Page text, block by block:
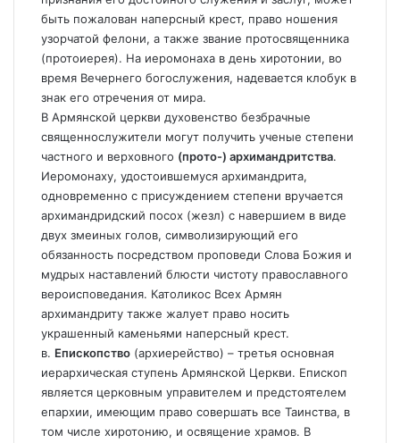
быть пожалован наперсный крест, право ношения
узорчатой фелони, а также звание протосвященника
(протоиерея). На иеромонаха в день хиротонии, во
время Вечернего богослужения, надевается клобук в
знак его отречения от мира.
В Армянской церкви духовенство безбрачные
священнослужители могут получить ученые степени
частного и верховного (прото-) архимандритства.
Иеромонаху, удостоившемуся архимандрита,
одновременно с присуждением степени вручается
архимандридский посох (жезл) с навершием в виде
двух змеиных голов, символизирующий его
обязанность посредством проповеди Слова Божия и
мудрых наставлений блюсти чистоту православного
вероисповедания. Католикос Всех Армян
архимандриту также жалует право носить
украшенный каменьями наперсный крест.
в. Епископство (архиерейство) – третья основная
иерархическая ступень Армянской Церкви. Епископ
является церковным управителем и предстоятелем
епархии, имеющим право совершать все Таинства, в
том числе хиротонию, и освящение храмов. В